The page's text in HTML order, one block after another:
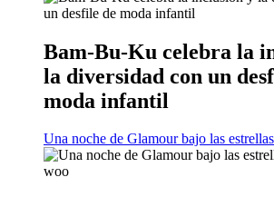
Bam-Bu-Ku celebra la
la diversidad con un
moda infantil
Una noche de Glamour bajo las